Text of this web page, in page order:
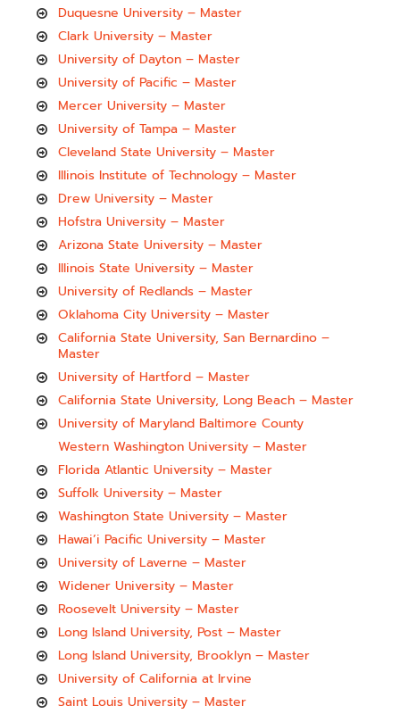
Duquesne University – Master
Clark University – Master
University of Dayton – Master
University of Pacific – Master
Mercer University – Master
University of Tampa – Master
Cleveland State University – Master
Illinois Institute of Technology – Master
Drew University – Master
Hofstra University – Master
Arizona State University – Master
Illinois State University – Master
University of Redlands – Master
Oklahoma City University – Master
California State University, San Bernardino –
Master
University of Hartford – Master
California State University, Long Beach – Master
University of Maryland Baltimore County
Western Washington University – Master
Florida Atlantic University – Master
Suffolk University – Master
Washington State University – Master
Hawai’i Pacific University – Master
University of Laverne – Master
Widener University – Master
Roosevelt University – Master
Long Island University, Post – Master
Long Island University, Brooklyn – Master
University of California at Irvine
Saint Louis University – Master